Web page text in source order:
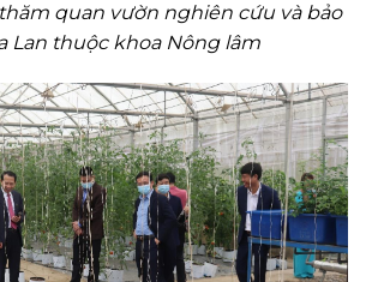
quan vườn nghiên cứu và bảo
Lan thuộc khoa Nông lâm